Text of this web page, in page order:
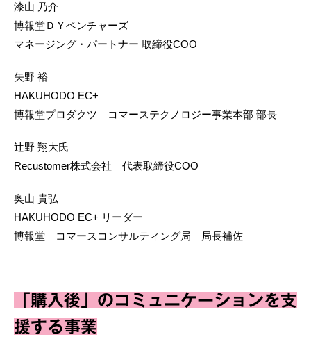
漆山 乃介
博報堂ＤＹベンチャーズ
マネージング・パートナー 取締役COO
矢野 裕
HAKUHODO EC+
博報堂プロダクツ コマーステクノロジー事業本部 部長
辻野 翔大氏
Recustomer株式会社 代表取締役COO
奥山 貴弘
HAKUHODO EC+ リーダー
博報堂 コマースコンサルティング局 局長補佐
「購入後」のコミュニケーションを支
援する事業